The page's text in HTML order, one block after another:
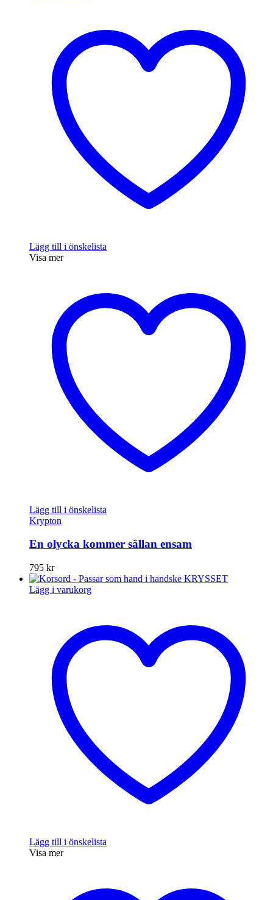
Lägg till i önskelista
Visa mer
Lägg till i önskelista
Krypton
En olycka kommer sällan ensam
795 kr
Lägg i varukorg
Lägg till i önskelista
Visa mer